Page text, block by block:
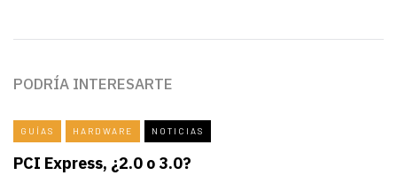
PODRÍA INTERESARTE
GUÍAS HARDWARE NOTICIAS
PCI Express, ¿2.0 o 3.0?